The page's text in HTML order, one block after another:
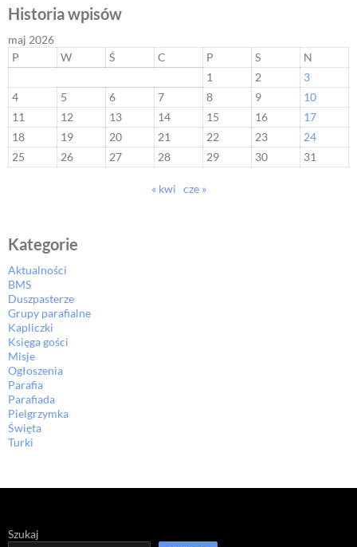
Historia wpisów
maj 2026
P
W Ś C P S
N
1
2
3
4
5 6 7 8 9
10
11
12 13 14 15 16
17
18
19 20 21 22 23
24
25
26 27 28 29 30 31
« kwi cze »
Kategorie
Aktualności
BMS
Duszpasterze
Grupy parafialne
Kapliczki
Księga gości
Misje
Ogłoszenia
Parafia
Parafiada
Pielgrzymka
Święta
Turki
Szukaj